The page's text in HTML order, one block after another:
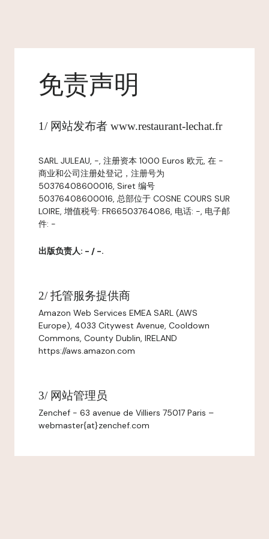
免责声明
1/ 网站发布者 www.restaurant-lechat.fr
SARL JULEAU, -, 注册资本 1000 Euros 欧元, 在 -
商业和公司注册处登记，注册号为
50376408600016, Siret 编号
50376408600016, 总部位于 COSNE COURS SUR
LOIRE, 增值税号: FR66503764086, 电话: -, 电子邮
件: -
出版负责人: - / -.
2/ 托管服务提供商
Amazon Web Services EMEA SARL (AWS
Europe), 4033 Citywest Avenue, Cooldown
Commons, County Dublin, IRELAND
https://aws.amazon.com
3/ 网站管理员
Zenchef - 63 avenue de Villiers 75017 Paris –
webmaster{at}zenchef.com